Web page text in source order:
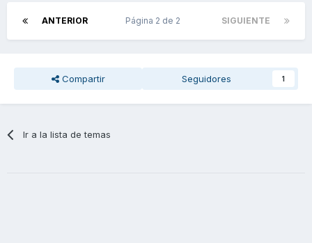
ANTERIOR SIGUIENTE
Página 2 de 2
Compartir Seguidores 1
Ir a la lista de temas